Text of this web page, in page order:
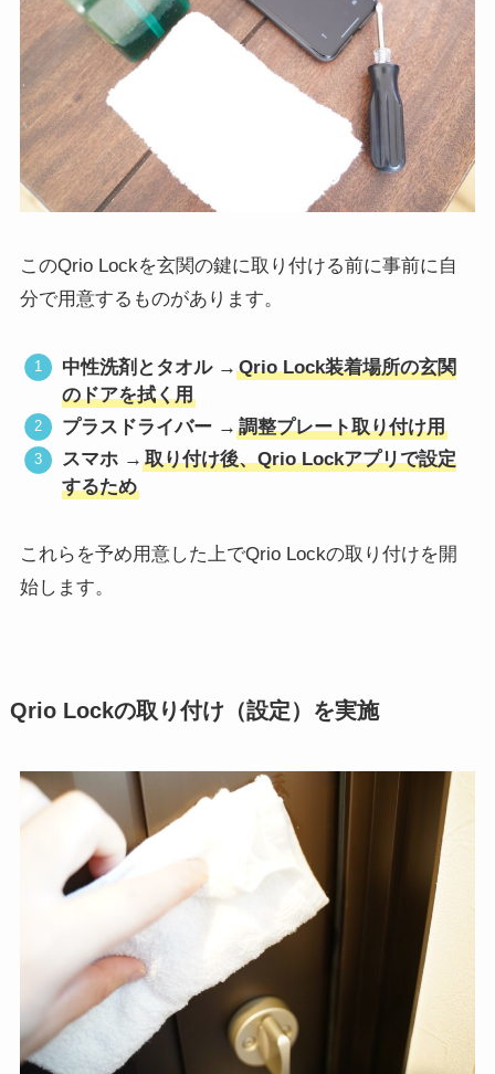
このQrio Lockを玄関の鍵に取り付ける前に事前に自
分で用意するものがあります。
中性洗剤とタオル →Qrio Lock装着場所の玄関
のドアを拭く用
プラスドライバー →調整プレート取り付け用
スマホ →取り付け後、Qrio Lockアプリで設定
するため
これらを予め用意した上でQrio Lockの取り付けを開
始します。
Qrio Lockの取り付け（設定）を実施